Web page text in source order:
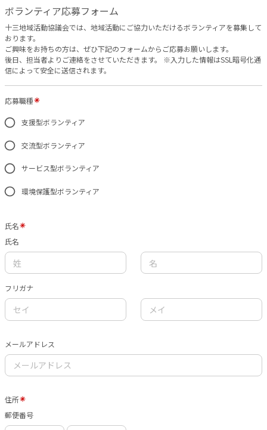
ボランティア応募フォーム
十三地域活動協議会では、地域活動にご協力いただけるボランティアを募集して
おります。
ご興味をお持ちの方は、ぜひ下記のフォームからご応募お願いします。
後日、担当者よりご連絡をさせていただきます。 ※入力した情報はSSL暗号化通
信によって安全に送信されます。
応募職種
支援型ボランティア
交流型ボランティア
サービス型ボランティア
環境保護型ボランティア
氏名
氏名
フリガナ
メールアドレス
住所
郵便番号